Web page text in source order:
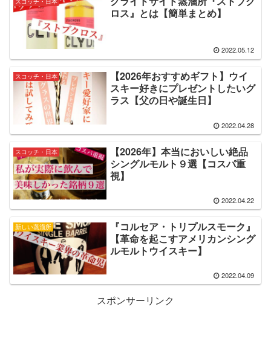
ロス』とは【簡単まとめ】
2022.05.12
スコッチ・日本
【2026年おすすめギフト】ウイ
スキー好きにプレゼントしたいグ
ラス【父の日や誕生日】
2022.04.28
スコッチ・日本
【2026年】本当においしい絶品
シングルモルト９選【コスパ重
視】
2022.04.22
新しい蒸溜所
『コルセア・トリプルスモーク』
【革命を起こすアメリカンシング
ルモルトウイスキー】
2022.04.09
スポンサーリンク